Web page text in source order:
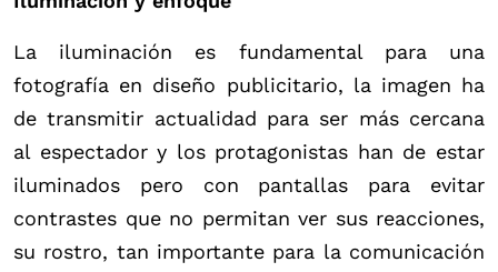
La iluminación es fundamental para una
fotografía en diseño publicitario, la imagen ha
de transmitir actualidad para ser más cercana
al espectador y los protagonistas han de estar
iluminados pero con pantallas para evitar
contrastes que no permitan ver sus reacciones,
su rostro, tan importante para la comunicación